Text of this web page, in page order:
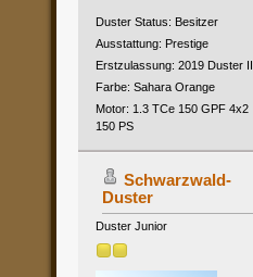
Duster Status: Besitzer
Ausstattung: Prestige
Erstzulassung: 2019 Duster II
Farbe: Sahara Orange
Motor: 1.3 TCe 150 GPF 4x2
150 PS
Schwarzwald-
Duster
Duster Junior